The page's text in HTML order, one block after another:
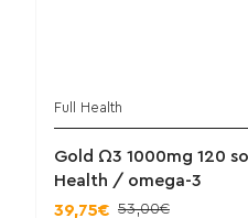
Full Health
Gold Ω3 1000mg 120
Health / omega-3
39,75€ 53,00€